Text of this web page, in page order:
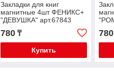
Закладки для книг
магнитные 4шт ФЕНИКС+
"ДЕВУШКА" арт.67843
780₸
Купить
780